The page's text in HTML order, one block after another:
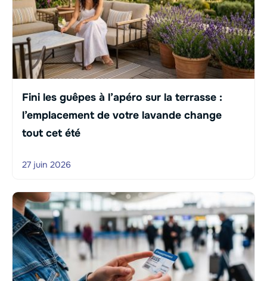
Fini les guêpes à l’apéro sur la terrasse :
l’emplacement de votre lavande change
tout cet été
27 juin 2026